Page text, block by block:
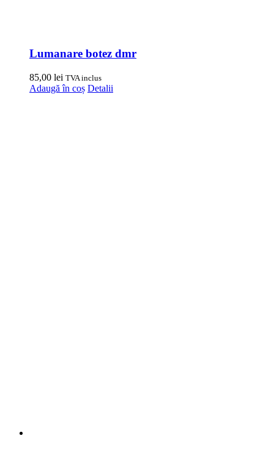
Lumanare botez dmr
85,00 lei TVA inclus
Adaugă în coș Detalii